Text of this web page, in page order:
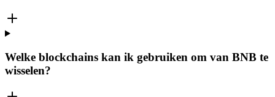
Welke blockchains kan ik gebruiken om van BNB te
wisselen?